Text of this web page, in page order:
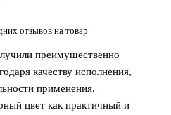
отзывов на товар
преимущественно
качеству исполнения,
применения.
цвет как практичный и